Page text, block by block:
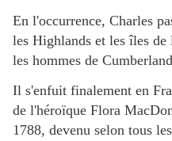
En l'occurrence, Charles
les Highlands et les îles de
les hommes de
Il s'enfuit finalement en
de l'héroïque Flora
1788, devenu selon tous